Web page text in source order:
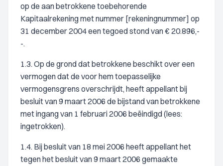
op de aan betrokkene toebehorende
Kapitaalrekening met nummer [rekeningnummer] op
31 december 2004 een tegoed stond van € 20.896,-
-.
1.3. Op de grond dat betrokkene beschikt over een
vermogen dat de voor hem toepasselijke
vermogensgrens overschrijdt, heeft appellant bij
besluit van 9 maart 2006 de bijstand van betrokkene
met ingang van 1 februari 2006 beëindigd (lees:
ingetrokken).
1.4. Bij besluit van 18 mei 2006 heeft appellant het
tegen het besluit van 9 maart 2006 gemaakte